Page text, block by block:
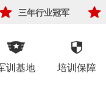
三年行业冠军
训基地 培训保障